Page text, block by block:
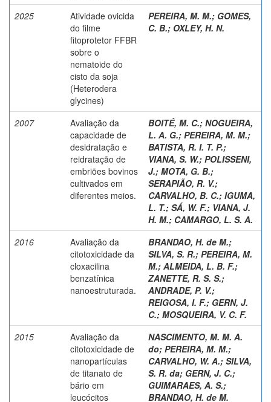
2025
Atividade ovicida
do filme
fitoprotetor FFBR
sobre o
nematoide do
cisto da soja
(Heterodera
glycines)
PEREIRA, M. M.; GOMES,
C. B.; OXLEY, H. N.
2007
Avaliação da
capacidade de
desidratação e
reidratação de
embriões bovinos
cultivados em
diferentes meios.
BOITÉ, M. C.; NOGUEIRA,
L. A. G.; PEREIRA, M. M.;
BATISTA, R. I. T. P.;
VIANA, S. W.; POLISSENI,
J.; MOTA, G. B.;
SERAPIÃO, R. V.;
CARVALHO, B. C.; IGUMA,
L. T.; SÁ, W. F.; VIANA, J.
H. M.; CAMARGO, L. S. A.
2016
Avaliação da
citotoxicidade da
cloxacilina
benzatínica
nanoestruturada.
BRANDAO, H. de M.;
SILVA, S. R.; PEREIRA, M.
M.; ALMEIDA, L. B. F.;
ZANETTE, R. S. S.;
ANDRADE, P. V.;
REIGOSA, I. F.; GERN, J.
C.; MOSQUEIRA, V. C. F.
2015
Avaliação da
citotoxicidade de
nanopartículas
de titanato de
bário em
leucócitos
NASCIMENTO, M. M. A.
do; PEREIRA, M. M.;
CARVALHO, W. A.; SILVA,
S. R. da; GERN, J. C.;
GUIMARAES, A. S.;
BRANDAO, H. de M.